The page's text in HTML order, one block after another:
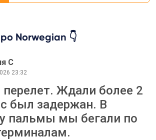
Norwegian 👇
С
23:32
Ждали более 2
был задержан. В
пальмы мы бегали по